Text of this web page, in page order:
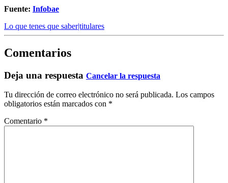
Fuente: Infobae
Lo que tenes que saber|titulares
Comentarios
Deja una respuesta Cancelar la respuesta
Tu dirección de correo electrónico no será publicada. Los campos
obligatorios están marcados con *
Comentario *